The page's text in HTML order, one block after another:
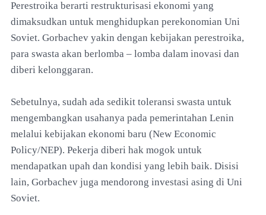
Perestroika berarti restrukturisasi ekonomi yang
dimaksudkan untuk menghidupkan perekonomian Uni
Soviet. Gorbachev yakin dengan kebijakan perestroika,
para swasta akan berlomba – lomba dalam inovasi dan
diberi kelonggaran.
Sebetulnya, sudah ada sedikit toleransi swasta untuk
mengembangkan usahanya pada pemerintahan Lenin
melalui kebijakan ekonomi baru (New Economic
Policy/NEP). Pekerja diberi hak mogok untuk
mendapatkan upah dan kondisi yang lebih baik. Disisi
lain, Gorbachev juga mendorong investasi asing di Uni
Soviet.